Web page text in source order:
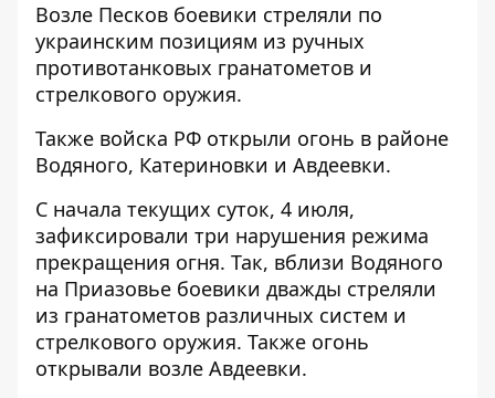
Возле Песков боевики стреляли по
украинским позициям из ручных
противотанковых гранатометов и
стрелкового оружия.
Также войска РФ открыли огонь в районе
Водяного, Катериновки и Авдеевки.
С начала текущих суток, 4 июля,
зафиксировали три нарушения режима
прекращения огня. Так, вблизи Водяного
на Приазовье боевики дважды стреляли
из гранатометов различных систем и
стрелкового оружия. Также огонь
открывали возле Авдеевки.